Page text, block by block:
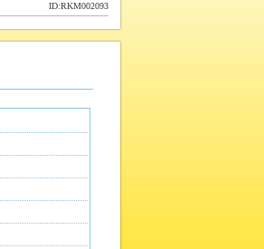
ID:RKM002093